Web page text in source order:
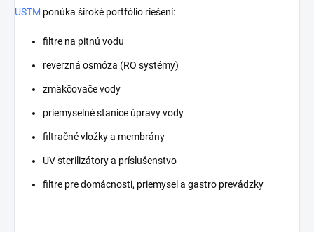
USTM ponúka široké portfólio riešení:
filtre na pitnú vodu
reverzná osmóza (RO systémy)
zmäkčovače vody
priemyselné stanice úpravy vody
filtračné vložky a membrány
UV sterilizátory a príslušenstvo
filtre pre domácnosti, priemysel a gastro prevádzky